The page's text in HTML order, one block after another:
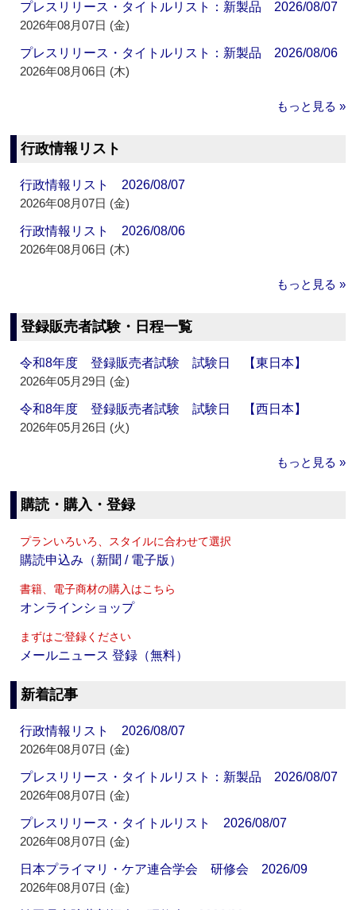
プレスリリース・タイトルリスト：新製品 2026/08/07
2026年08月07日 (金)
プレスリリース・タイトルリスト：新製品 2026/08/06
2026年08月06日 (木)
もっと見る »
行政情報リスト
行政情報リスト 2026/08/07
2026年08月07日 (金)
行政情報リスト 2026/08/06
2026年08月06日 (木)
もっと見る »
登録販売者試験・日程一覧
令和8年度 登録販売者試験 試験日 【東日本】
2026年05月29日 (金)
令和8年度 登録販売者試験 試験日 【西日本】
2026年05月26日 (火)
もっと見る »
購読・購入・登録
プランいろいろ、スタイルに合わせて選択
購読申込み（新聞 / 電子版）
書籍、電子商材の購入はこちら
オンラインショップ
まずはご登録ください
メールニュース 登録（無料）
新着記事
行政情報リスト 2026/08/07
2026年08月07日 (金)
プレスリリース・タイトルリスト：新製品 2026/08/07
2026年08月07日 (金)
プレスリリース・タイトルリスト 2026/08/07
2026年08月07日 (金)
日本プライマリ・ケア連合学会 研修会 2026/09
2026年08月07日 (金)